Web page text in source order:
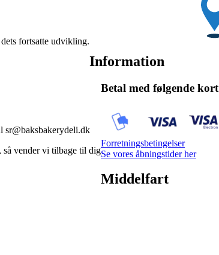
fortsatte udvikling.
sr@baksbakerydeli.dk
vender vi tilbage til dig
Information
Betal med følgende kort
Forretningsbetingelser
Se vores åbningstider her
Middelfart